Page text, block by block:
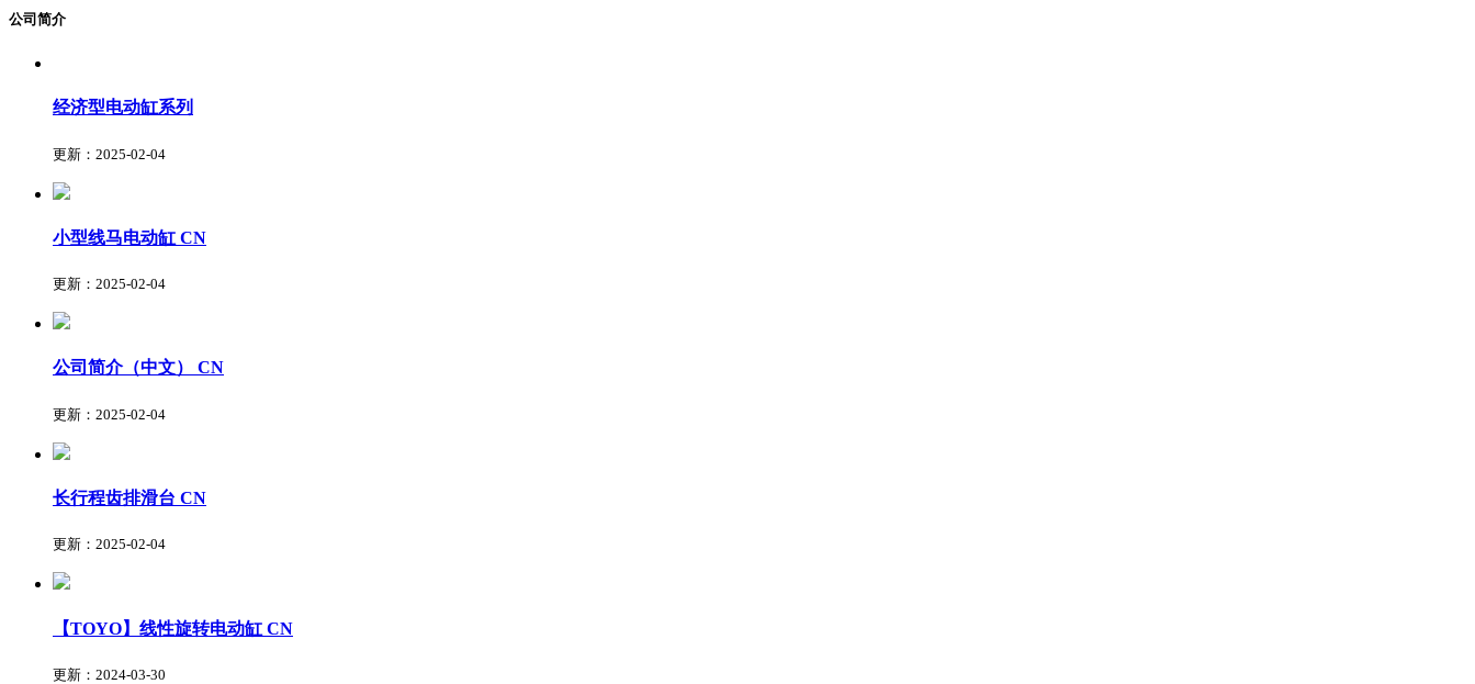
公司简介
经济型电动缸系列
更新：2025-02-04
小型线马电动缸 CN
更新：2025-02-04
公司简介（中文） CN
更新：2025-02-04
长行程齿排滑台 CN
更新：2025-02-04
【TOYO】线性旋转电动缸 CN
更新：2024-03-30